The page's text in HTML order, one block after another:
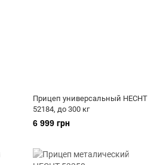
Прицеп универсальный HECHT
52184, до 300 кг
6 999 грн